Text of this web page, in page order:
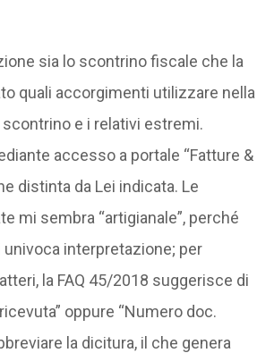
sia lo scontrino fiscale che la
quali accorgimenti utilizzare nella
e i relativi estremi.
accesso a portale “Fatture &
distinta da Lei indicata. Le
mi sembra “artigianale”, perché
interpretazione; per
la FAQ 45/2018 suggerisce di
oppure “Numero doc.
la dicitura, il che genera